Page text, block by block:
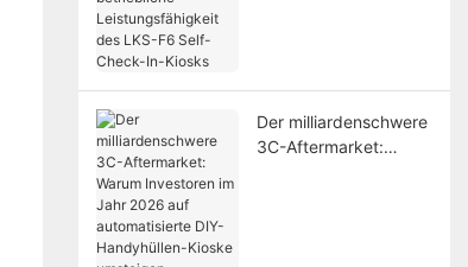
In-Kiosks
Der milliardenschwere
3C-Aftermarket: